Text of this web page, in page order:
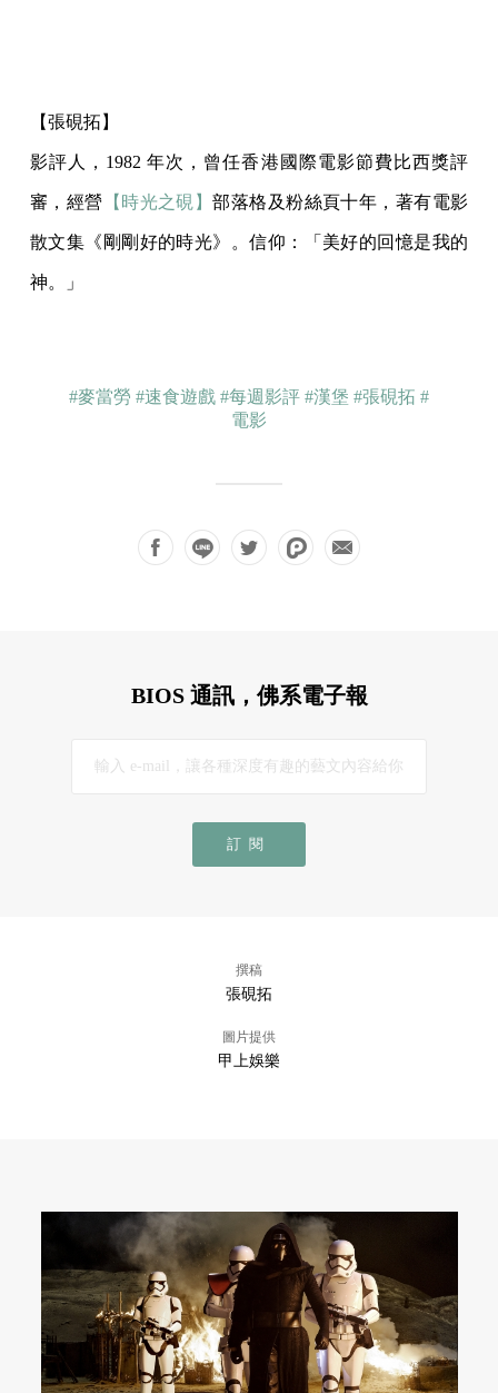
【張硯拓】
影評人，1982 年次，曾任香港國際電影節費比西獎評
審，經營 【時光之硯】部落格及粉絲頁十年，著有電影
散文集《剛剛好的時光》。信仰：「美好的回憶是我的
神。」
#麥當勞 #速食遊戲 #每週影評 #漢堡 #張硯拓 #
電影
BIOS 通訊，佛系電子報
訂閱
撰稿
張硯拓
圖片提供
甲上娛樂